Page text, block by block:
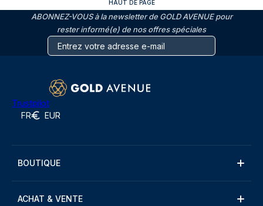
HAUT DE PAGE
ABONNEZ-VOUS à la newsletter de GOLD AVENUE pour
rester informé(e) de nos offres spéciales
Trustpilot
FR EUR
BOUTIQUE
ACHAT & VENTE